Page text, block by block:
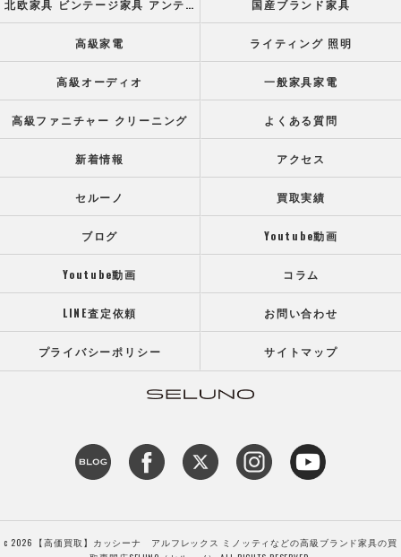
北欧家具 ビンテージ家具 アンティーク家具 国産ブランド家具
高級家電 ライティング 照明
高級オーディオ 一般家具家電
高級ファニチャー クリーニング よくある質問
新着情報 アクセス
セルーノ 買取実績
ブログ Youtube動画
Youtube動画 コラム
LINE査定依頼 お問い合わせ
プライバシーポリシー サイトマップ
c 2026 【高価買取】カッシーナ アルフレックス ミノッティなどの高級ブランド家具の買